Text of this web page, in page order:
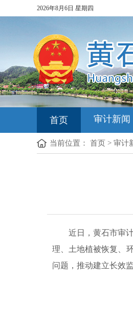
2026年8月6日 星期四
首页 审计新闻
当前位置： 首页 > 审计
近日，黄石市审
理、土地植被恢复、
问题，推动建立长效